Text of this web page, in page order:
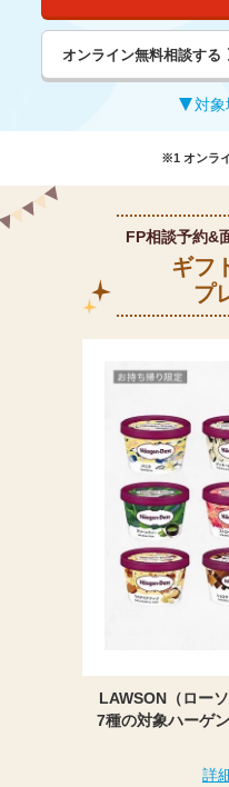
オンライン無料相談する
対象
※1 オンラ
FP相談予約&
ギフ
プ
LAWSON（ロー
7種の対象ハーゲ
詳